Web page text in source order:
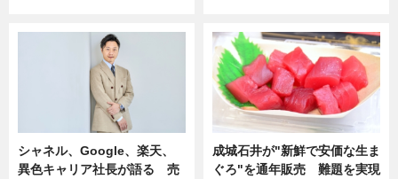
シャネル、Google、楽天、
異色キャリア社長が語る 売
成城石井が"新鮮で安価な生ま
ぐろ"を通年販売 難題を実現